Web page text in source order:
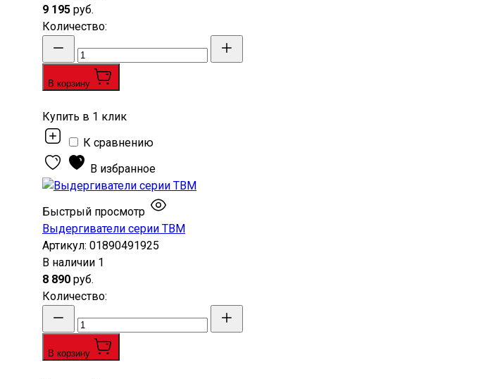
9 195 руб.
Количество:
В корзину
Купить в 1 клик
К сравнению
В избранное
Быстрый просмотр
Выдергиватели серии ТВМ
Артикул: 01890491925
В наличии 1
8 890 руб.
Количество:
В корзину